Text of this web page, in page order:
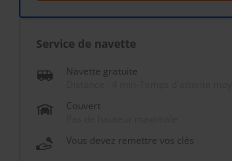
Service de navette
Navette gratuite
Couvert
Vous devez remettre vos clés